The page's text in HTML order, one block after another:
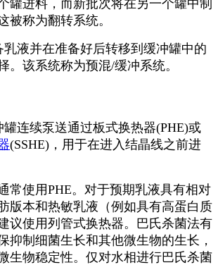
罐进料，而新批次将在另一个罐中制
被称为翻转系统。
液并在准备好后转移到缓冲罐中的
。该系统称为预混/缓冲系统。
连续泵送通过板式换热器(PHE)或
(SSHE)，用于在进入结晶线之前进
常使用PHE。对于预期乳液具有相对
版本和热敏乳液（例如具有高蛋白质
议使用列管式换热器。巴氏杀菌法有
抑制细菌生长和其他微生物的生长，
生物稳定性。仅对水相进行巴氏杀菌